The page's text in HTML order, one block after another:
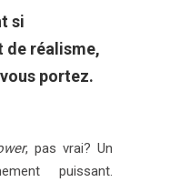
si
de réalisme,
portez.
, pas vrai? Un
puissant.